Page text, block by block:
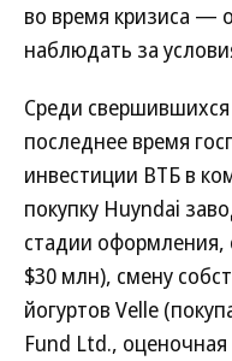
во время кризиса —
наблюдать за
Среди
последнее время
инвестиции ВТБ в
покупку Huyndai
стадии
$30 млн), смену
йогуртов Velle
Fund Ltd.,